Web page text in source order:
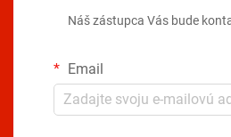
Náš zástupca Vás bude
Email